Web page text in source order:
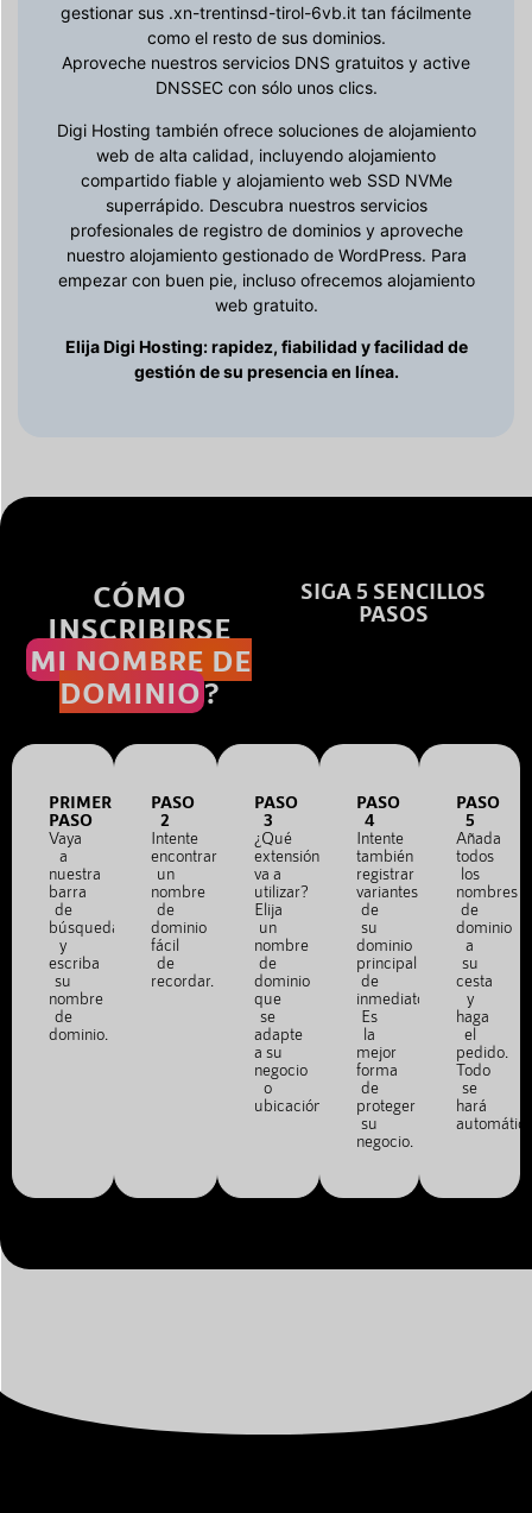
gestionar sus .xn-trentinsd-tirol-6vb.it tan fácilmente
como el resto de sus dominios.
Aproveche nuestros servicios DNS gratuitos y active
DNSSEC con sólo unos clics.
Digi Hosting también ofrece soluciones de alojamiento
web de alta calidad, incluyendo alojamiento
compartido fiable y alojamiento web SSD NVMe
superrápido. Descubra nuestros servicios
profesionales de registro de dominios y aproveche
nuestro alojamiento gestionado de WordPress. Para
empezar con buen pie, incluso ofrecemos alojamiento
web gratuito.
Elija Digi Hosting: rapidez, fiabilidad y facilidad de
gestión de su presencia en línea.
CÓMO
INSCRIBIRSE
MI NOMBRE DE
DOMINIO?
SIGA 5 SENCILLOS
PASOS
PRIMER
PASO
Vaya
a
nuestra
barra
de
búsqueda
y
escriba
su
nombre
de
dominio.
PASO
2
Intente
encontrar
un
nombre
de
dominio
fácil
de
recordar.
PASO
3
¿Qué
extensión
va a
utilizar?
Elija
un
nombre
de
dominio
que
se
adapte
a su
negocio
o
ubicación.
PASO
4
Intente
también
registrar
variantes
de
su
dominio
principal
de
inmediato.
Es
la
mejor
forma
de
proteger
su
negocio.
PASO
5
Añada
todos
los
nombres
de
dominio
a
su
cesta
y
haga
el
pedido.
Todo
se
hará